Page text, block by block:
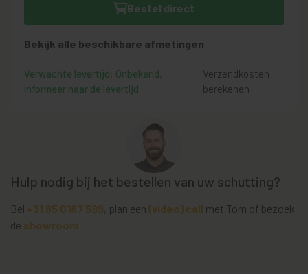
Bestel direct
Bekijk alle beschikbare afmetingen
Verwachte levertijd: Onbekend,
informeer naar de levertijd
Verzendkosten
berekenen
Hulp nodig bij het bestellen van uw schutting?
Bel +31 85 0187 599 , plan een (video) call met Tom of bezoek
de showroom